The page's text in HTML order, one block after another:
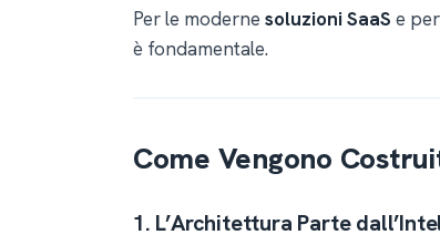
Per le moderne soluzioni SaaS e
è fondamentale.
Come Vengono
1. L’Architettura Parte